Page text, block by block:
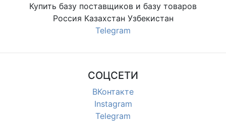
Купить базу поставщиков и базу товаров
Россия Казахстан Узбекистан
Telegram
СОЦСЕТИ
ВКонтакте
Instagram
Telegram